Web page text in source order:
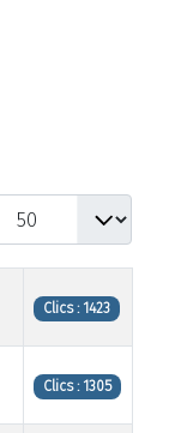
Afficher #
Clics : 1423
Clics : 1305